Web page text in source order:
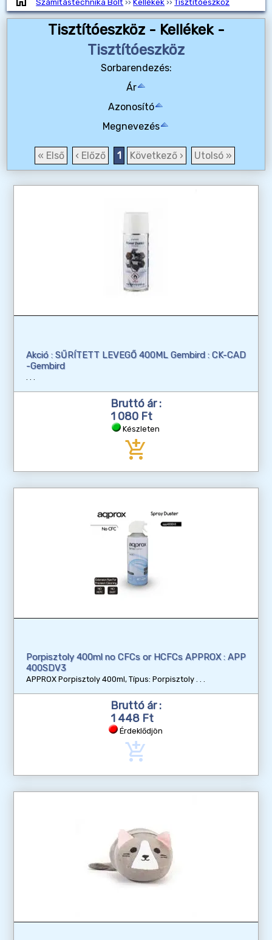
Tisztítóeszköz - Kellékek -
Tisztítóeszköz
Sorbarendezés:
Ár
Azonosító
Megnevezés
« Első ‹ Előző 1 Következő › Utolsó »
Akció : SŰRÍTETT LEVEGŐ 400ML Gembird : CK-CAD
-Gembird
Bruttó ár :
1 080 Ft
Készleten
add_shopping_cart
Porpisztoly 400ml no CFCs or HCFCs APPROX : APP
400SDV3
APPROX Porpisztoly 400ml, Típus: Porpisztoly
Bruttó ár :
1 448 Ft
Érdeklődjön
add_shopping_cart